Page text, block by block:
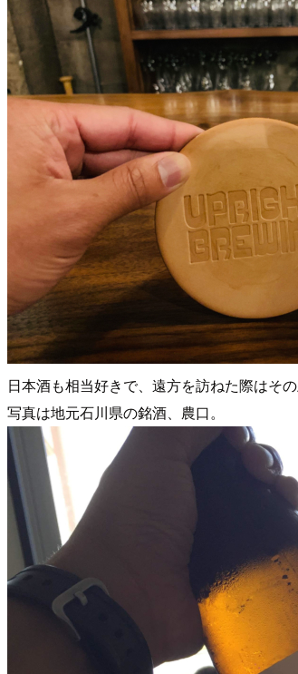
日本酒も相当好きで、遠方を訪ねた際はそ
写真は地元石川県の銘酒、農口。